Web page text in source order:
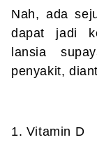
Nah, ada
dapat jadi
lansia
penyakit,
1. Vitamin D